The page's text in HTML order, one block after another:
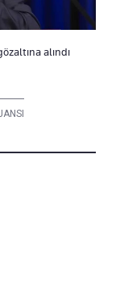
alındı